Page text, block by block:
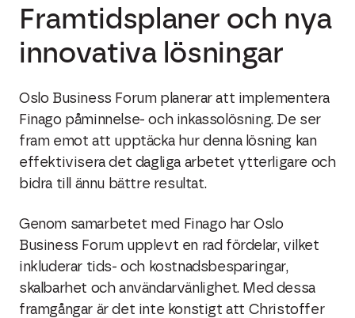
Framtidsplaner och nya
innovativa lösningar
Oslo Business Forum planerar att implementera
Finago påminnelse- och inkassolösning. De ser
fram emot att upptäcka hur denna lösning kan
effektivisera det dagliga arbetet ytterligare och
bidra till ännu bättre resultat.
Genom samarbetet med Finago har Oslo
Business Forum upplevt en rad fördelar, vilket
inkluderar tids- och kostnadsbesparingar,
skalbarhet och användarvänlighet. Med dessa
framgångar är det inte konstigt att Christoffer